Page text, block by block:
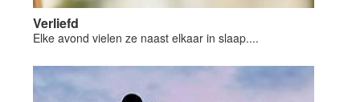
Verliefd
Elke avond vielen ze naast elkaar in slaap....